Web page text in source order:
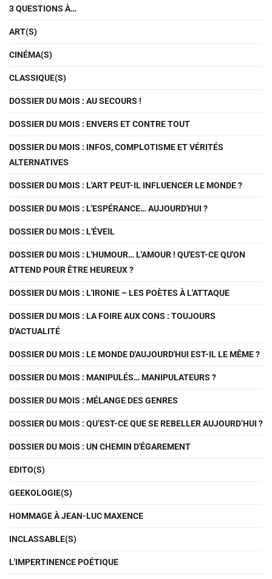
3 QUESTIONS À…
ART(S)
CINÉMA(S)
CLASSIQUE(S)
DOSSIER DU MOIS : AU SECOURS !
DOSSIER DU MOIS : ENVERS ET CONTRE TOUT
DOSSIER DU MOIS : INFOS, COMPLOTISME ET VÉRITÉS
ALTERNATIVES
DOSSIER DU MOIS : L'ART PEUT-IL INFLUENCER LE MONDE ?
DOSSIER DU MOIS : L'ESPÉRANCE… AUJOURD'HUI ?
DOSSIER DU MOIS : L'ÉVEIL
DOSSIER DU MOIS : L'HUMOUR… L'AMOUR ! QU'EST-CE QU'ON
ATTEND POUR ÊTRE HEUREUX ?
DOSSIER DU MOIS : L'IRONIE – LES POÈTES À L'ATTAQUE
DOSSIER DU MOIS : LA FOIRE AUX CONS : TOUJOURS
D'ACTUALITÉ
DOSSIER DU MOIS : LE MONDE D'AUJOURD'HUI EST-IL LE MÊME ?
DOSSIER DU MOIS : MANIPULÉS… MANIPULATEURS ?
DOSSIER DU MOIS : MÉLANGE DES GENRES
DOSSIER DU MOIS : QU’EST-CE QUE SE REBELLER AUJOURD’HUI ?
DOSSIER DU MOIS : UN CHEMIN D'ÉGAREMENT
EDITO(S)
GEEKOLOGIE(S)
HOMMAGE À JEAN-LUC MAXENCE
INCLASSABLE(S)
L'IMPERTINENCE POÉTIQUE